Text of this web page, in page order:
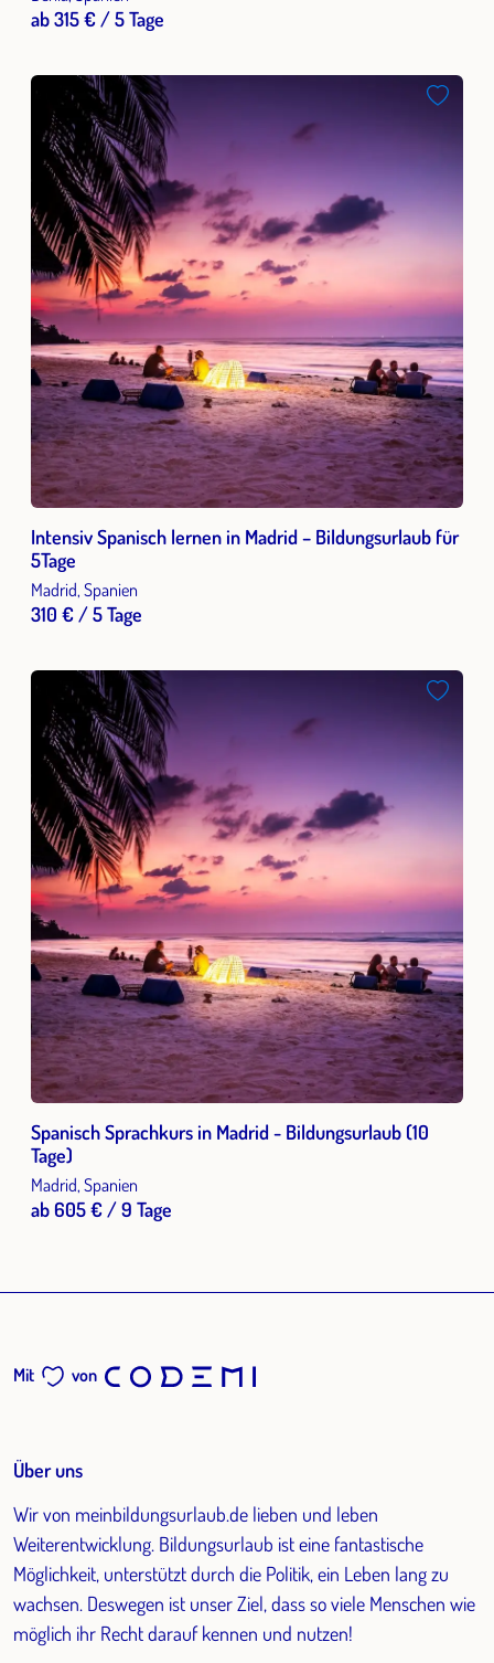
ab 315 € / 5 Tage
Intensiv Spanisch lernen in Madrid – Bildungsurlaub für
5Tage
Madrid, Spanien
310 € / 5 Tage
Spanisch Sprachkurs in Madrid - Bildungsurlaub (10
Tage)
Madrid, Spanien
ab 605 € / 9 Tage
Mit von
Über uns
Wir von meinbildungsurlaub.de lieben und leben
Weiterentwicklung. Bildungsurlaub ist eine fantastische
Möglichkeit, unterstützt durch die Politik, ein Leben lang zu
wachsen. Deswegen ist unser Ziel, dass so viele Menschen wie
möglich ihr Recht darauf kennen und nutzen!